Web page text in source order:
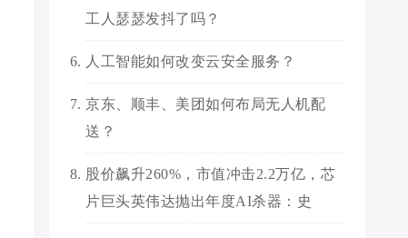
工人瑟瑟发抖了吗？
人工智能如何改变云安全服务？
京东、顺丰、美团如何布局无人机配
送？
股价飙升260%，市值冲击2.2万亿，芯
片巨头英伟达抛出年度AI杀器：史